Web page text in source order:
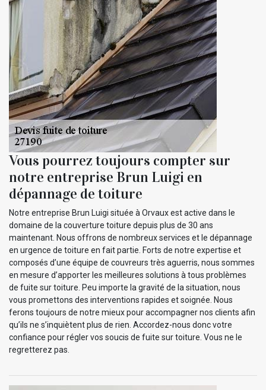
Vous pourrez toujours compter sur
notre entreprise Brun Luigi en
dépannage de toiture
Notre entreprise Brun Luigi située à Orvaux est active dans le
domaine de la couverture toiture depuis plus de 30 ans
maintenant. Nous offrons de nombreux services et le dépannage
en urgence de toiture en fait partie. Forts de notre expertise et
composés d’une équipe de couvreurs très aguerris, nous sommes
en mesure d’apporter les meilleures solutions à tous problèmes
de fuite sur toiture. Peu importe la gravité de la situation, nous
vous promettons des interventions rapides et soignée. Nous
ferons toujours de notre mieux pour accompagner nos clients afin
qu’ils ne s’inquiètent plus de rien. Accordez-nous donc votre
confiance pour régler vos soucis de fuite sur toiture. Vous ne le
regretterez pas.